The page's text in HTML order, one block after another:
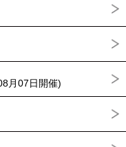
月07日開催)